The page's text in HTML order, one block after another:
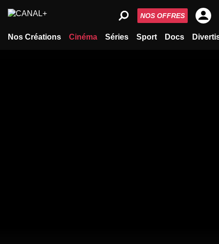
Nos Créations Cinéma Séries Sport Docs
NOS OFFRES